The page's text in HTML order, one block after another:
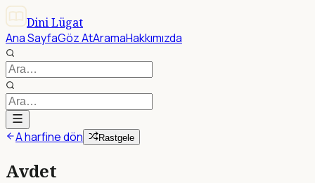
Dini Lügat
Ana SayfaGöz AtAramaHakkımızda
A harfine dön Rastgele
Avdet